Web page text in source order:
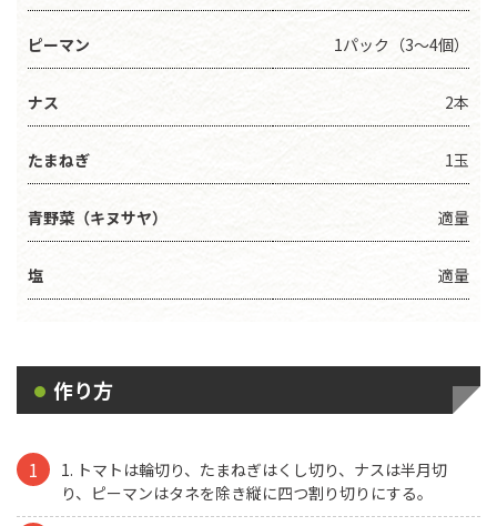
ピーマン 1パック（3～4個）
ナス 2本
たまねぎ 1玉
青野菜（キヌサヤ） 適量
塩 適量
作り方
1. トマトは輪切り、たまねぎはくし切り、ナスは半月切
り、ピーマンはタネを除き縦に四つ割り切りにする。